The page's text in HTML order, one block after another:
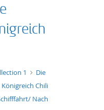
1
Die
Chili
Nach